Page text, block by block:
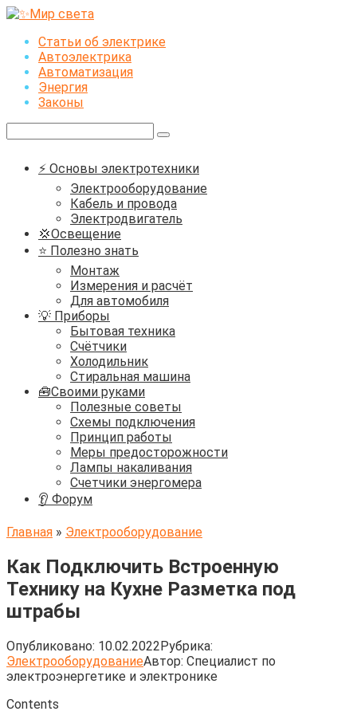
Перейти
контентуСтатьи об электрике
Автоэлектрика
Автоматизация
Энергия
Законы
⚡ Основы электротехники
Электрооборудование
Кабель и провода
Электродвигатель
💢Освещение
⭐ Полезно знать
Монтаж
Измерения и расчёт
Для автомобиля
💡 Приборы
Бытовая техника
Счётчики
Холодильник
Стиральная машина
🧰Своими руками
Полезные советы
Схемы подключения
Принцип работы
Меры предосторожности
Лампы накаливания
Счетчики энергомера
👂 Форум
Главная » Электрооборудование
Как Подключить Встроенную
Технику на Кухне Разметка под
штрабы
Опубликовано: 10.02.2022Рубрика:
ЭлектрооборудованиеАвтор: Cпециалист по
электроэнергетике и электронике
Contents